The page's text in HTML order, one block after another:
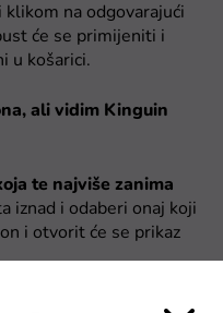
na odgovarajući
će se primijeniti i
u košarici.
ali vidim Kinguin
te najviše zanima
iznad i odaberi onaj koji
i otvorit će se prikaz